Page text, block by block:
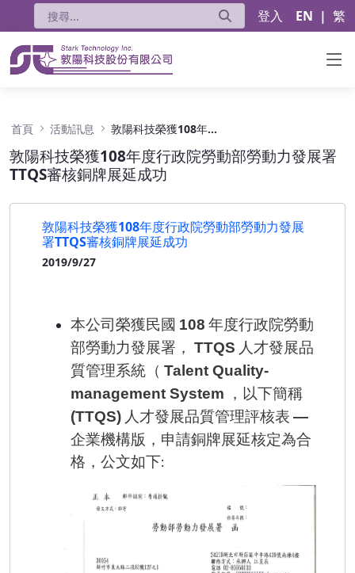
登入 EN | 繁
首頁 活動訊息 敦陽科技榮獲108年度行政院勞動部勞動力發展署TTQS審核銅牌展延成功
敦陽科技榮獲108年度行政院勞動部勞動力發展署
TTQS審核銅牌展延成功
敦陽科技榮獲108年度行政院勞動部勞動力發展
署TTQS審核銅牌展延成功
2019/9/27
本公司榮獲民國 108 年度行政院勞動
部勞動力發展署， TTQS 人才發展品
質管理系統（ Talent Quality-
management System
，以下簡稱
(TTQS) 人才發展品質管理評核表 —
企業機構版，申請銅牌展延核定為合
格，公文如下: